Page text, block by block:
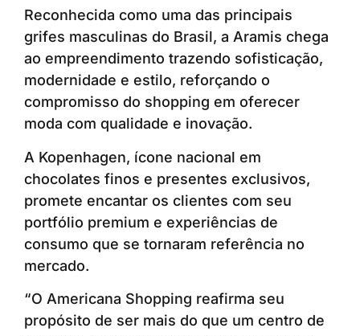
Reconhecida como uma das principais
grifes masculinas do Brasil, a Aramis chega
ao empreendimento trazendo sofisticação,
modernidade e estilo, reforçando o
compromisso do shopping em oferecer
moda com qualidade e inovação.
A Kopenhagen, ícone nacional em
chocolates finos e presentes exclusivos,
promete encantar os clientes com seu
portfólio premium e experiências de
consumo que se tornaram referência no
mercado.
“O Americana Shopping reafirma seu
propósito de ser mais do que um centro de